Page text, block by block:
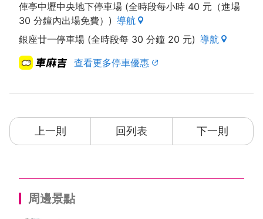
俥亭中壢中央地下停車場 (全時段每小時 40 元（進場
30 分鐘內出場免費）) 導航
銀座廿一停車場 (全時段每 30 分鐘 20 元) 導航
查看更多停車優惠
上一則 回列表 下一則
周邊景點